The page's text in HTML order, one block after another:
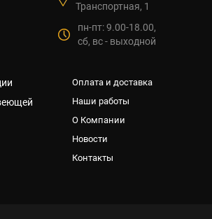
Оплата и доставка
Наши работы
О Компании
Новости
Контакты
Транспортная, 1
пн-пт: 9.00-18.00,
сб, вс - выходной